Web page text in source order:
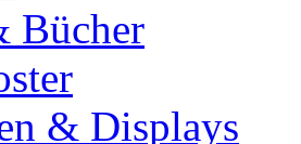
Bücher
& Displays